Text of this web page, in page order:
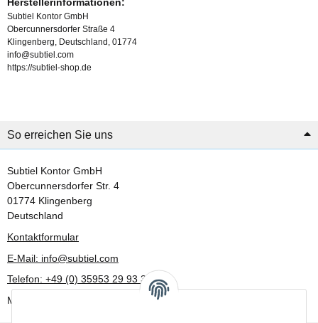
Subtiel Kontor GmbH
Obercunnersdorfer Straße 4
Klingenberg, Deutschland, 01774
info@subtiel.com
https://subtiel-shop.de
So erreichen Sie uns
Subtiel Kontor GmbH
Obercunnersdorfer Str. 4
01774 Klingenberg
Deutschland
Kontaktformular
E-Mail: info@subtiel.com
Telefon: +49 (0) 35953 29 93 30
Mo-Fr: 8:00 Uhr - 17:00 Uhr